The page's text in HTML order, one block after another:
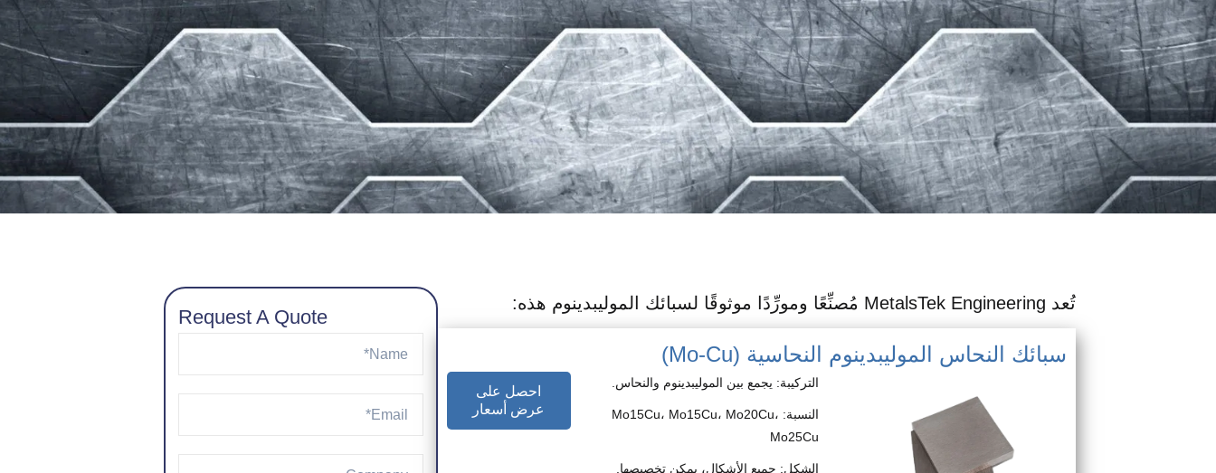
تُعد MetalsTek Engineering مُصنِّعًا ومورِّدًا موثوقًا لسبائك الموليبدينوم هذه:
سبائك النحاس الموليبدينوم النحاسية (Mo-Cu)
التركيبة: يجمع بين الموليبدينوم والنحاس.
النسبة: Mo15Cu، Mo15Cu، Mo20Cu،
Mo25Cu
الشكل: جميع الأشكال، يمكن تخصيصها.
احصل على
عرض أسعار
Request A Quote